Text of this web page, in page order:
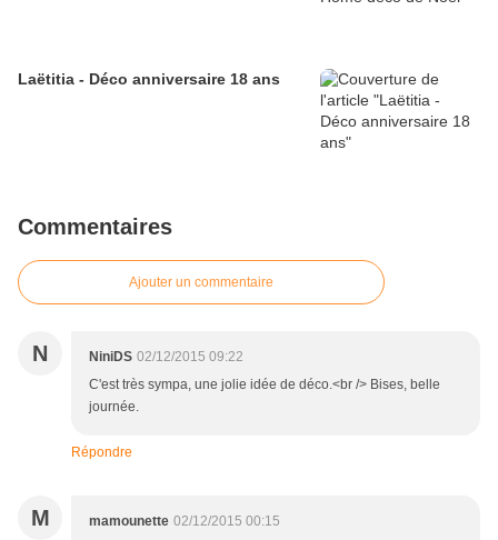
Laëtitia - Déco anniversaire 18 ans
Commentaires
Ajouter un commentaire
N NiniDS 02/12/2015 09:22
C'est très sympa, une jolie idée de déco.<br /> Bises, belle
journée.
Répondre
M mamounette 02/12/2015 00:15